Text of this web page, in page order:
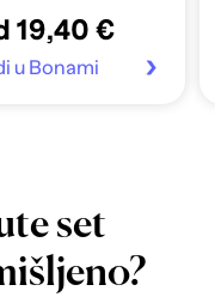
19,40 €
u Bonami
set